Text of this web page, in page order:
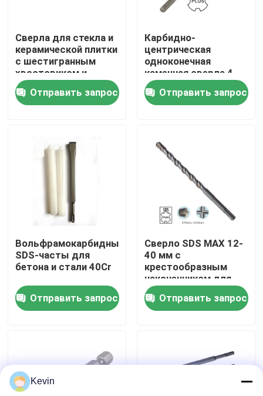
Дом
Продукты
Проверка качества
Свяжитесь мы
буровые наконечники хсс
Кирпичный Drill Bit
Сверла для стекла и
керамической плитки
с шестигранным
хвостовиком и
прямым
наконечником 1/4"
Отправить запрос
Карбидно-
центрическая
одноконечная
каменная сверла 4
флейты
Отправить запрос
Вольфрамокарбидные
SDS-часты для
бетона и стали 40Cr
Отправить запрос
Сверло SDS MAX 12-
40 мм с
крестообразным
наконечником для
бетона
Отправить запрос
Kevin